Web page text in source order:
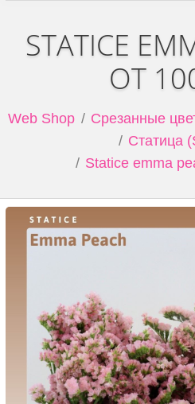
STATICE
ОТ
Web Shop
Срезанные
Статица
Statice emma